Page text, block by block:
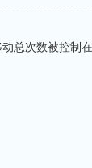
总次数被控制